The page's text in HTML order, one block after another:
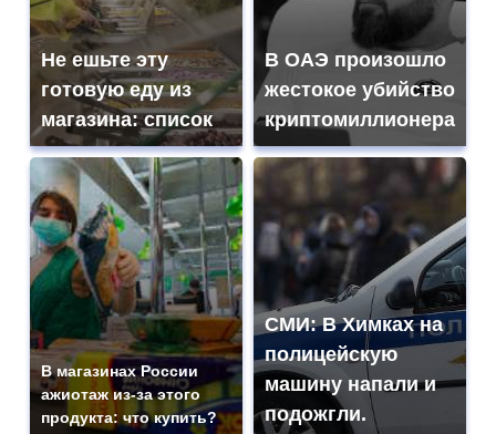
Не ешьте эту
готовую еду из
магазина: список
В ОАЭ произошло
жестокое убийство
криптомиллионера
В магазинах России
ажиотаж из-за этого
продукта: что купить?
СМИ: В Химках на
полицейскую
машину напали и
подожгли.